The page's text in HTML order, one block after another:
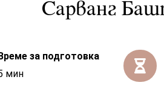
Сарванг
за подготовка
мин
